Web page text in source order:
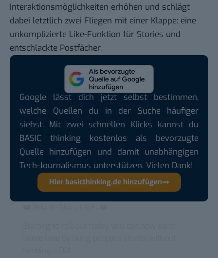
Interaktionsmöglichkeiten erhöhen und schlägt
dabei letztlich zwei Fliegen mit einer Klappe: eine
unkomplizierte Like-Funktion für Stories und
entschlackte Postfächer.
Google lässt dich jetzt selbst bestimmen,
welche Quellen du in der Suche häufiger
siehst. Mit zwei schnellen Klicks kannst du
BASIC thinking kostenlos als bevorzugte
Quelle hinzufügen und damit unabhängigen
Tech-Journalismus unterstützen. Vielen Dank!
Hier basicthinking.de hinzufügen